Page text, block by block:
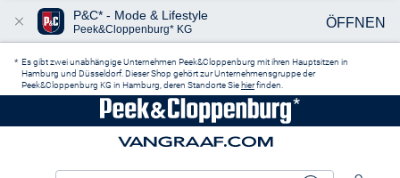
Es gibt zwei unabhängige Unternehmen Peek&Cloppenburg mit ihren Hauptsitzen in
Hamburg und Düsseldorf. Dieser Shop gehört zur Unternehmensgruppe der
Peek&Cloppenburg KG in Hamburg, deren Standorte Sie hierfinden.
P&C* - Mode & Lifestyle
Peek&Cloppenburg* KG ÖFFNEN